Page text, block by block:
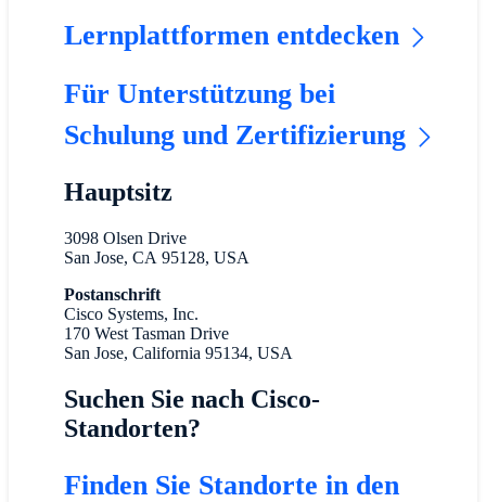
Lernplattformen entdecken
Für Unterstützung bei
Schulung und Zertifizierung
Hauptsitz
3098 Olsen Drive
San Jose, CA 95128, USA
Postanschrift
Cisco Systems, Inc.
170 West Tasman Drive
San Jose, California 95134, USA
Suchen Sie nach Cisco-
Standorten?
Finden Sie Standorte in den